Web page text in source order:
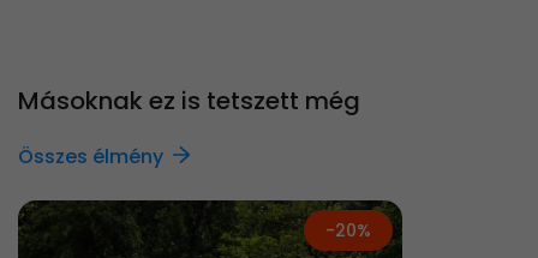
Másoknak ez is tetszett még
Összes élmény
-20%